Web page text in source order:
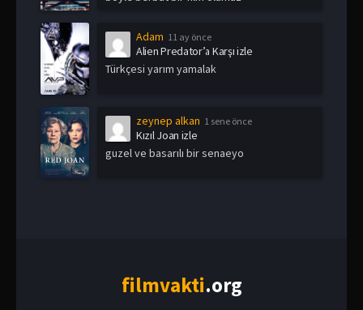
Adam 11 ay önce
Alien Predator’a Karşı izle
Türkçesi yarım yamalak
zeynep alkan 1 sene önce
Kızıl Joan izle
guzel ve basarılı bir senaeyo
filmvakti.org